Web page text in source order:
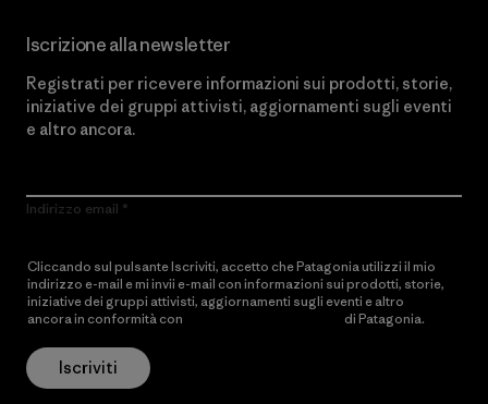
Iscrizione alla newsletter
Registrati per ricevere informazioni sui prodotti, storie,
iniziative dei gruppi attivisti, aggiornamenti sugli eventi
e altro ancora.
Indirizzo email
Cliccando sul pulsante Iscriviti, accetto che Patagonia utilizzi il mio
indirizzo e-mail e mi invii e-mail con informazioni sui prodotti, storie,
iniziative dei gruppi attivisti, aggiornamenti sugli eventi e altro
ancora in conformità con
di Patagonia.
Iscriviti